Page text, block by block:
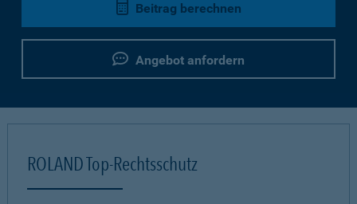
Beitrag berechnen
Angebot anfordern
ROLAND Top-Rechtsschutz